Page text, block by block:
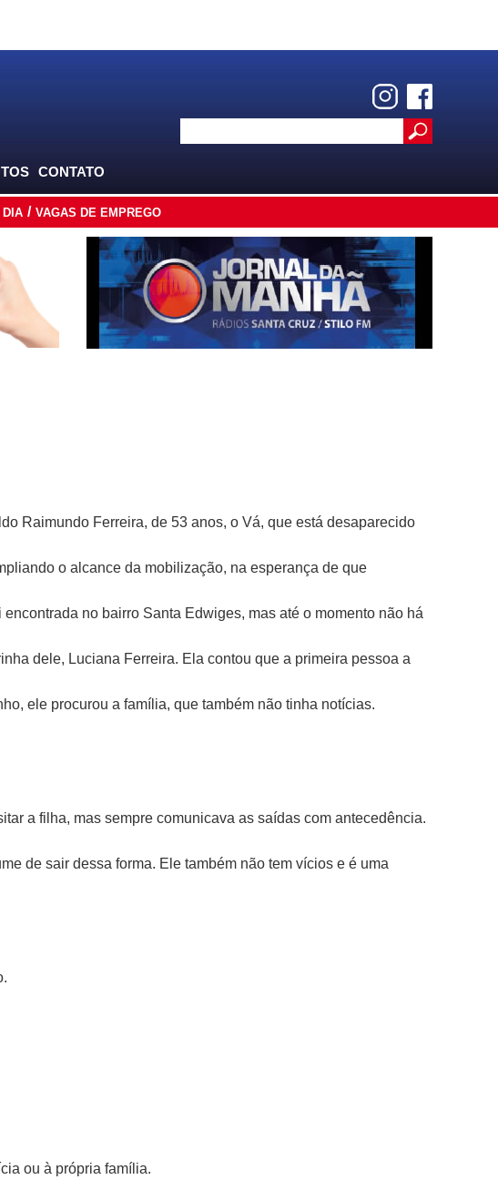
CONTATO
DIA VAGAS DE EMPREGO
Raimundo Ferreira, de 53 anos, o Vá, que está desaparecido
o alcance da mobilização, na esperança de que
no bairro Santa Edwiges, mas até o momento não há
dele, Luciana Ferreira. Ela contou que a primeira pessoa a
ele procurou a família, que também não tinha notícias.
a filha, mas sempre comunicava as saídas com antecedência.
de sair dessa forma. Ele também não tem vícios e é uma
ou à própria família.